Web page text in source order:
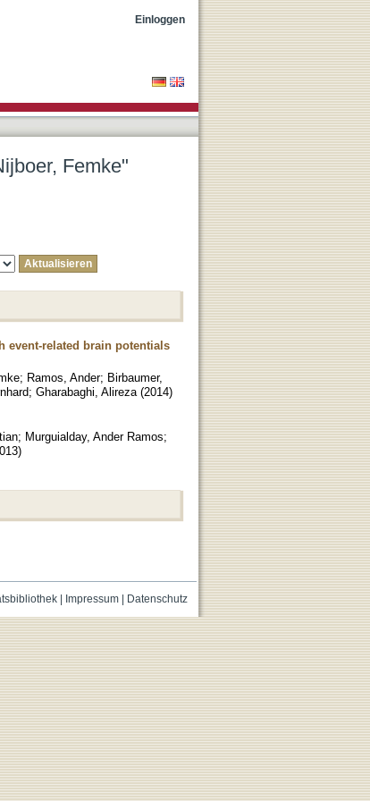
Einloggen
Femke"
event-related brain potentials
; Ramos, Ander; Birbaumer,
; Gharabaghi, Alireza (2014)
; Murguialday, Ander Ramos;
)
| Impressum| Datenschutz